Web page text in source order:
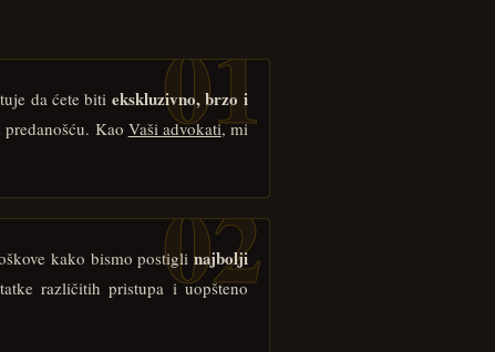
da ćete biti ekskluzivno, brzo i
predanošću. Kao Vaši advokati, mi
kako bismo postigli najbolji
različitih pristupa i uopšteno